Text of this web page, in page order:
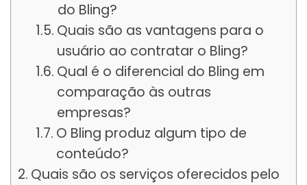
do Bling?
Quais são as vantagens para o
usuário ao contratar o Bling?
Qual é o diferencial do Bling em
comparação às outras
empresas?
O Bling produz algum tipo de
conteúdo?
Quais são os serviços oferecidos pelo